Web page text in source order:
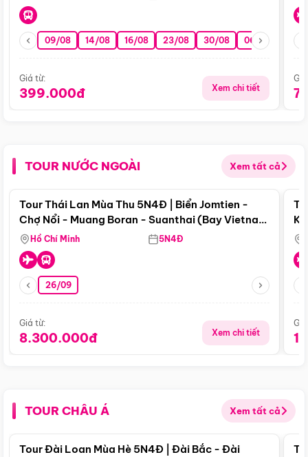
09/08 14/08 16/08 23/08 30/08 06/09 13/09
Giá từ:
399.000đ Xem chi tiết
TOUR NƯỚC NGOÀI Xem tất cả
Điểm nổi bật
Tour Thái Lan Mùa Thu 5N4Đ | Biển Jomtien -
Chợ Nổi - Muang Boran - Suanthai (Bay Vietnam
Airlines)
Hồ Chí Minh 5N4Đ
26/09
Giá từ:
8.300.000đ Xem chi tiết
TOUR CHÂU Á Xem tất cả
Điểm nổi bật
Tour Đài Loan Mùa Hè 5N4Đ | Đài Bắc - Đài